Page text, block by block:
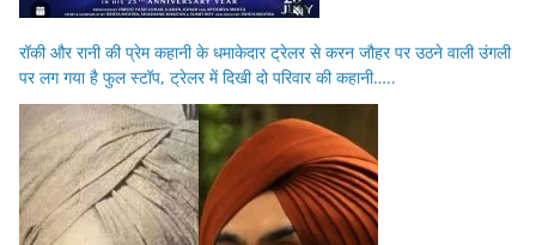
रॉकी और रानी की प्रेम कहानी के धमाकेदार ट्रेलर से करन जौहर पर उठने वाली उंगली
पर लग गया है फुल स्टॉप, ट्रेलर में दिखी दो परिवार की कहानी…..